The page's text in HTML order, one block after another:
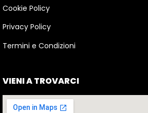
Cookie Policy
Privacy Policy
Termini e Condizioni
VIENI A TROVARCI